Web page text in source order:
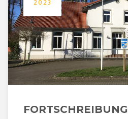
2023
FORTSCHREIBUNG